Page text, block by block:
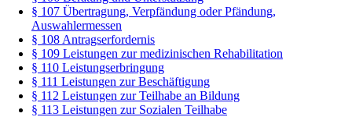
§ 107 Übertragung, Verpfändung oder Pfändung,
Auswahlermessen
§ 108 Antragserfordernis
§ 109 Leistungen zur medizinischen Rehabilitation
§ 110 Leistungserbringung
§ 111 Leistungen zur Beschäftigung
§ 112 Leistungen zur Teilhabe an Bildung
§ 113 Leistungen zur Sozialen Teilhabe